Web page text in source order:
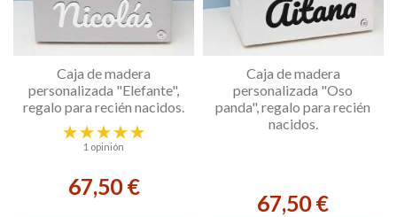
Caja de madera
personalizada "Elefante",
regalo para recién nacidos.
1 opinión
67,50 €
Caja de madera
personalizada "Oso
panda", regalo para recién
nacidos.
67,50 €